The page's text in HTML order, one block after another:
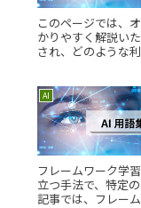
このページでは、
かりやすく解説い
され、どのような
AI
フレームワーク学
立つ手法で、特定
記事では、フレー